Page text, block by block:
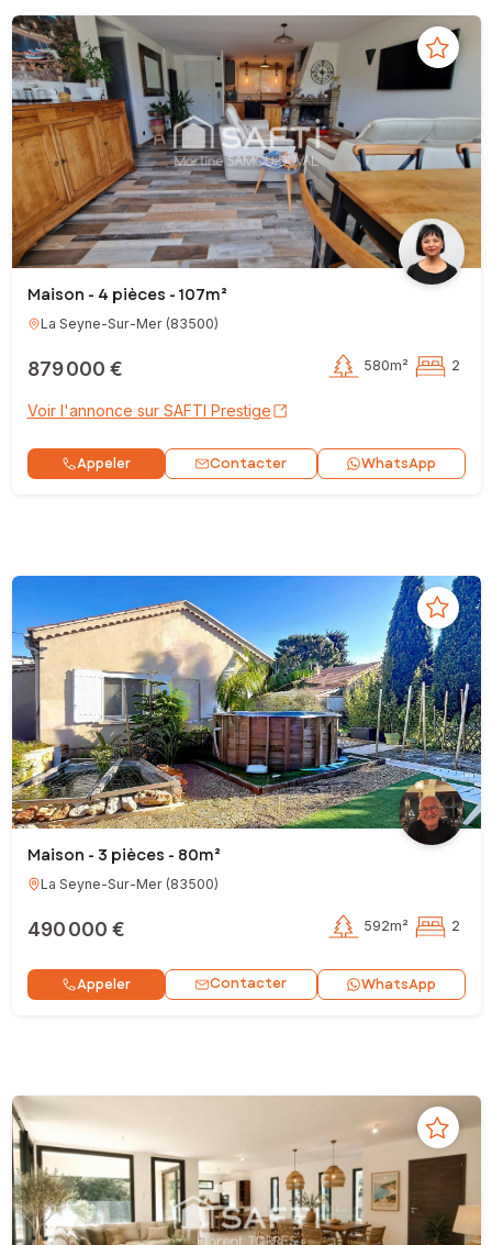
Maison - 4 pièces - 107m²
La Seyne-Sur-Mer(83500)
879 000 € 580m² 2
Voir l'annonce sur SAFTI Prestige
Appeler Contacter WhatsApp
Maison - 3 pièces - 80m²
La Seyne-Sur-Mer(83500)
490 000 € 592m² 2
Appeler Contacter WhatsApp